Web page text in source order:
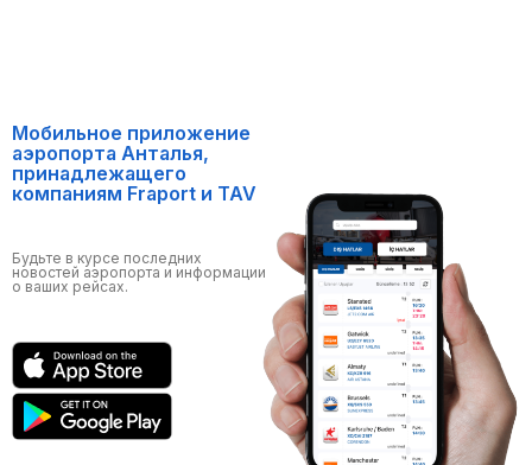
Мобильное приложение
аэропорта Анталья,
принадлежащего
компаниям Fraport и TAV
Будьте в курсе последних
новостей аэропорта и информации
о ваших рейсах.